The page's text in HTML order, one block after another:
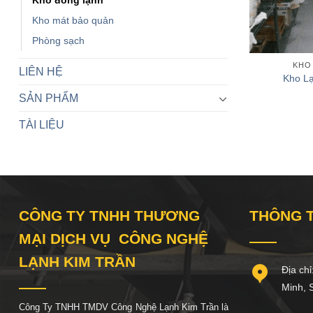
Kho mát bảo quản
Phòng sạch
LIÊN HỆ
SẢN PHẨM
TÀI LIỆU
Kho
CÔNG TY TNHH THƯƠNG
MẠI DỊCH VỤ CÔNG NGHỆ
LẠNH KIM TRẦN
Công Ty TNHH TMDV Công Nghệ Lạnh Kim Trần là
THÔNG
Địa
Minh,